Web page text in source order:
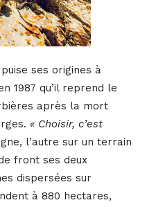
ses origines à
1987 qu’il reprend le
après la mort
« Choisir, c’est
l’autre sur un terrain
front ses deux
dispersées sur
à 880 hectares,